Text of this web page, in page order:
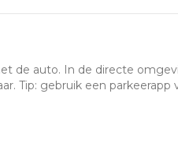
de auto. In de directe
Tip: gebruik een parkeerapp